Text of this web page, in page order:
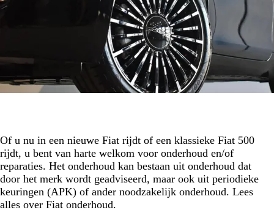
Of u nu in een nieuwe Fiat rijdt of een klassieke Fiat 500
rijdt, u bent van harte welkom voor onderhoud en/of
reparaties. Het onderhoud kan bestaan uit onderhoud dat
door het merk wordt geadviseerd, maar ook uit periodieke
keuringen (APK) of ander noodzakelijk onderhoud. Lees
alles over Fiat onderhoud.